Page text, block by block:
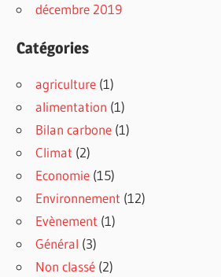
décembre 2019
Catégories
agriculture (1)
alimentation (1)
Bilan carbone (1)
Climat (2)
Economie (15)
Environnement (12)
Evènement (1)
Général (3)
Non classé (2)